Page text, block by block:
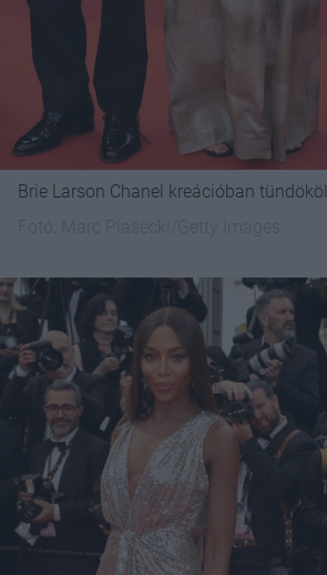
Brie Larson Chanel kreációban tündököl